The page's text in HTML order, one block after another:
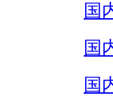
国
国
国